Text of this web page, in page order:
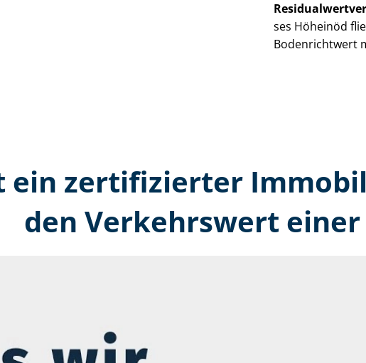
ses Höheinöd
Bodenrichtwert
zertifizierter
den Verkehrswert